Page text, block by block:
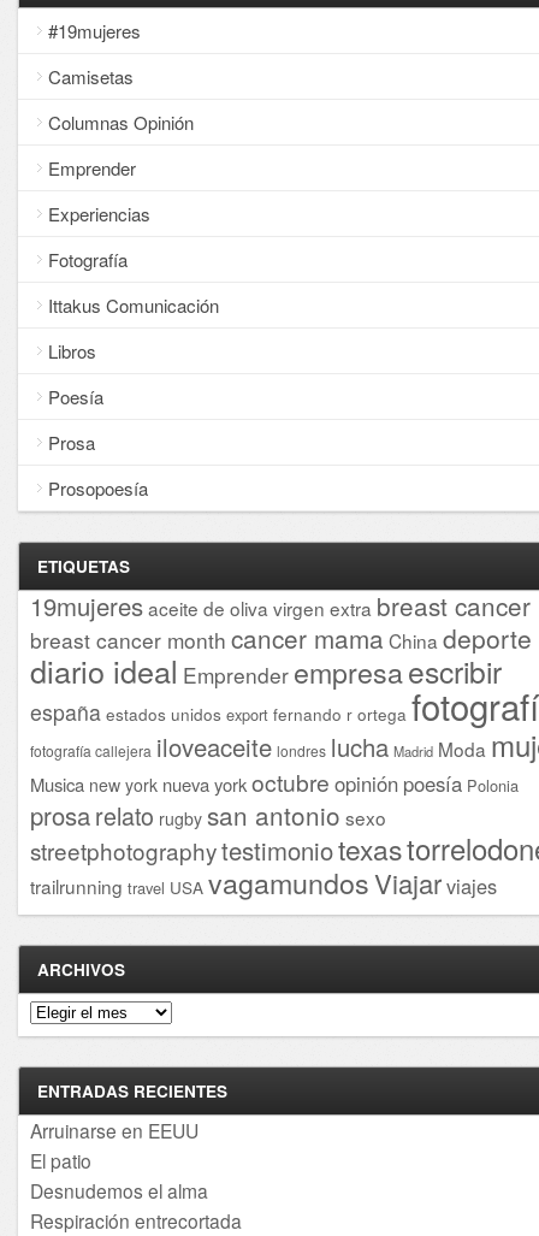
#19mujeres
Camisetas
Columnas Opinión
Emprender
Experiencias
Fotografía
Ittakus Comunicación
Libros
Poesía
Prosa
Prosopoesía
ETIQUETAS
19mujeresaceite de oliva virgen extra breast cancer
breast cancer month cancer mama China deporte
diario ideal Emprender empresaescribir
españa estados unidos export fernando r ortega
fotografía callejera iloveaceite londres lucha Madrid Moda
Musica new york nueva yorkoctubre opinión poesía Polonia
prosarelato rugby san antonio sexo
streetphotographytestimoniotexas
trailrunning travel USA vagamundosViajarviajes
ARCHIVOS
Archivos
ENTRADAS RECIENTES
Arruinarse en EEUU
El patio
Desnudemos el alma
Respiración entrecortada